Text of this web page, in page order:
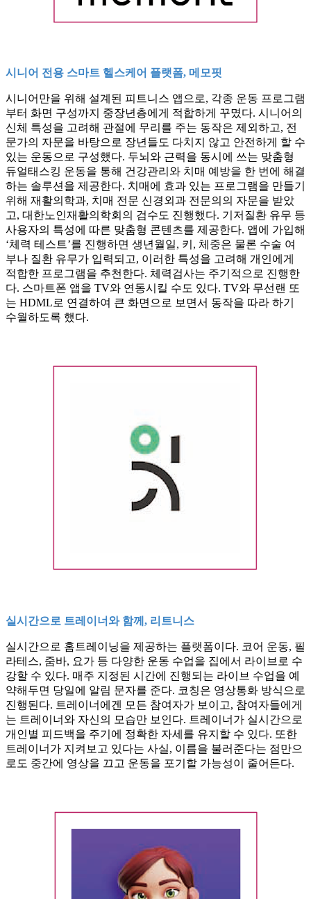
시니어 전용 스마트 헬스케어 플랫폼, 메모핏
시니어만을 위해 설계된 피트니스 앱으로, 각종 운동 프로그램
부터 화면 구성까지 중장년층에게 적합하게 꾸몄다. 시니어의
신체 특성을 고려해 관절에 무리를 주는 동작은 제외하고, 전
문가의 자문을 바탕으로 장년들도 다치지 않고 안전하게 할 수
있는 운동으로 구성했다. 두뇌와 근력을 동시에 쓰는 맞춤형
듀얼태스킹 운동을 통해 건강관리와 치매 예방을 한 번에 해결
하는 솔루션을 제공한다. 치매에 효과 있는 프로그램을 만들기
위해 재활의학과, 치매 전문 신경외과 전문의의 자문을 받았
고, 대한노인재활의학회의 검수도 진행했다. 기저질환 유무 등
사용자의 특성에 따른 맞춤형 콘텐츠를 제공한다. 앱에 가입해
‘체력 테스트’를 진행하면 생년월일, 키, 체중은 물론 수술 여
부나 질환 유무가 입력되고, 이러한 특성을 고려해 개인에게
적합한 프로그램을 추천한다. 체력검사는 주기적으로 진행한
다. 스마트폰 앱을 TV와 연동시킬 수도 있다. TV와 무선랜 또
는 HDML로 연결하여 큰 화면으로 보면서 동작을 따라 하기
수월하도록 했다.
실시간으로 트레이너와 함께, 리트니스
실시간으로 홈트레이닝을 제공하는 플랫폼이다. 코어 운동, 필
라테스, 줌바, 요가 등 다양한 운동 수업을 집에서 라이브로 수
강할 수 있다. 매주 지정된 시간에 진행되는 라이브 수업을 예
약해두면 당일에 알림 문자를 준다. 코칭은 영상통화 방식으로
진행된다. 트레이너에겐 모든 참여자가 보이고, 참여자들에게
는 트레이너와 자신의 모습만 보인다. 트레이너가 실시간으로
개인별 피드백을 주기에 정확한 자세를 유지할 수 있다. 또한
트레이너가 지켜보고 있다는 사실, 이름을 불러준다는 점만으
로도 중간에 영상을 끄고 운동을 포기할 가능성이 줄어든다.